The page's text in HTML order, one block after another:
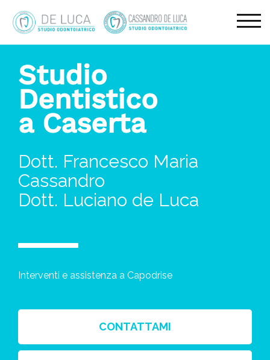
Studio
Dentistico
a Caserta
Dott. Francesco Maria
Cassandro
Dott. Luciano de Luca
Interventi e assistenza a Capodrise
CONTATTAMI